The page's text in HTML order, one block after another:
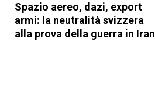
Spazio aereo, dazi, export
armi: la neutralità svizzera
alla prova della guerra in Iran